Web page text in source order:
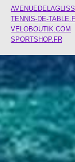
TENNIS-DE-
VELOBOUTIK.COM
SPORTSHOP.FR